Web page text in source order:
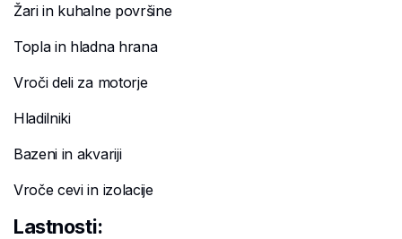
Žari in kuhalne površine
Topla in hladna hrana
Vroči deli za motorje
Hladilniki
Bazeni in akvariji
Vroče cevi in izolacije
Lastnosti: